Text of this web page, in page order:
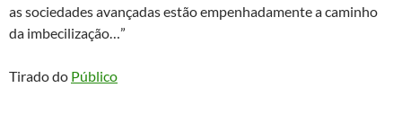
as sociedades avançadas estão empenhadamente a caminho
da imbecilização…”
Tirado do Público